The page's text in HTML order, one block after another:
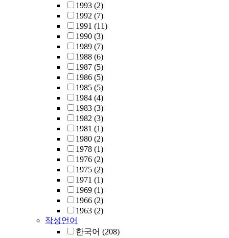
1993 (2)
1992 (7)
1991 (11)
1990 (3)
1989 (7)
1988 (6)
1987 (5)
1986 (5)
1985 (5)
1984 (4)
1983 (3)
1982 (3)
1981 (1)
1980 (2)
1978 (1)
1976 (2)
1975 (2)
1971 (1)
1969 (1)
1966 (2)
1963 (2)
작성언어
한국어 (208)